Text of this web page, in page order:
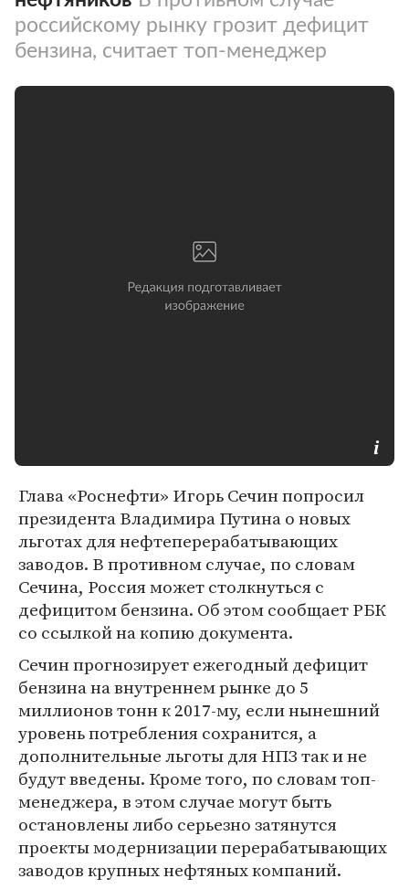
российскому рынку грозит дефицит
бензина, считает топ-менеджер
Глава «Роснефти» Игорь Сечин попросил
президента Владимира Путина о новых
льготах для нефтеперерабатывающих
заводов. В противном случае, по словам
Сечина, Россия может столкнуться с
дефицитом бензина. Об этом сообщает РБК
со ссылкой на копию документа.
Сечин прогнозирует ежегодный дефицит
бензина на внутреннем рынке до 5
миллионов тонн к 2017-му, если нынешний
уровень потребления сохранится, а
дополнительные льготы для НПЗ так и не
будут введены. Кроме того, по словам топ-
менеджера, в этом случае могут быть
остановлены либо серьезно затянутся
проекты модернизации перерабатывающих
заводов крупных нефтяных компаний.